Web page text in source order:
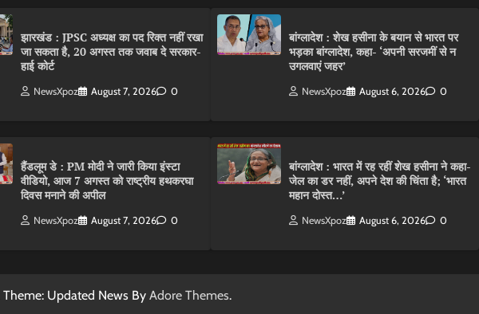
झारखंड : JPSC अध्यक्ष का पद रिक्त नहीं रखा
जा सकता है, 20 अगस्त तक जवाब दे सरकार-
हाई कोर्ट
NewsXpoz August 7, 2026 0
हैंडलूम डे : PM मोदी ने जारी किया इंस्टा
वीडियो, आज 7 अगस्त को राष्ट्रीय हथकरघा
दिवस मनाने की अपील
NewsXpoz August 7, 2026 0
बांग्लादेश : शेख हसीना के बयान से भारत पर
भड़का बांग्लादेश, कहा- ‘अपनी सरजमीं से न
उगलवाएं जहर’
NewsXpoz August 6, 2026 0
बांग्लादेश : भारत में रह रहीं शेख हसीना ने कहा-
जेल का डर नहीं, अपने देश की चिंता है; ‘भारत
महान दोस्त…’
NewsXpoz August 6, 2026 0
Theme: Updated News By Adore Themes.